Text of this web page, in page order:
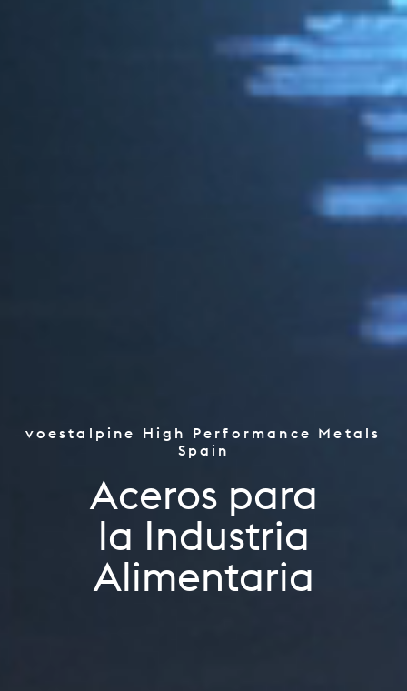
Herramientas
la Industria Aeroespacial
Oil & Gas / CPI
Energías Renovables
Fabricación Aditiva
voestalpine High Performance Metals
Spain
Aceros para
la Industria
Alimentaria